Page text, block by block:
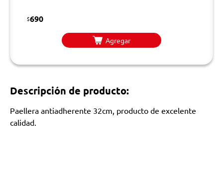
$690
Agregar
Descripción de producto:
Paellera antiadherente 32cm, producto de excelente
calidad.